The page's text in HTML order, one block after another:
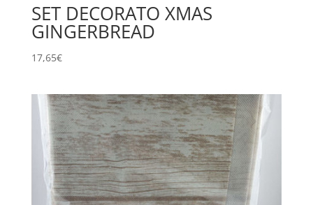
SET DECORATO XMAS
GINGERBREAD
17,65€